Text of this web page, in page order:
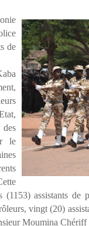
de
le
(1153) assistants
vingt (20)
Moumina Chériff